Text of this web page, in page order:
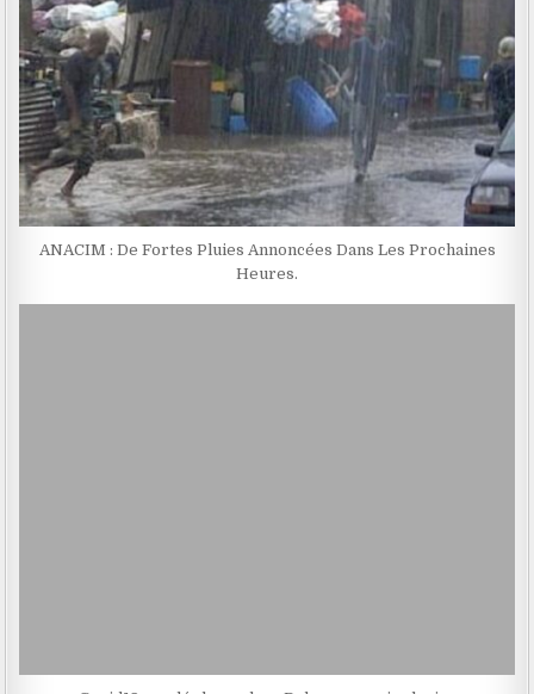
ANACIM : De Fortes Pluies Annoncées Dans Les Prochaines
Heures.